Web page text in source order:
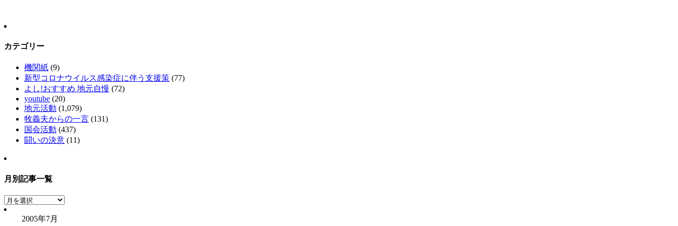
カテゴリー
機関紙 (9)
新型コロナウイルス感染症に伴う支援策 (77)
よし!おすすめ 地元自慢 (72)
youtube (20)
地元活動 (1,079)
牧義夫からの一言 (131)
国会活動 (437)
闘いの決意 (11)
月別記事一覧
月
別
2005年7月